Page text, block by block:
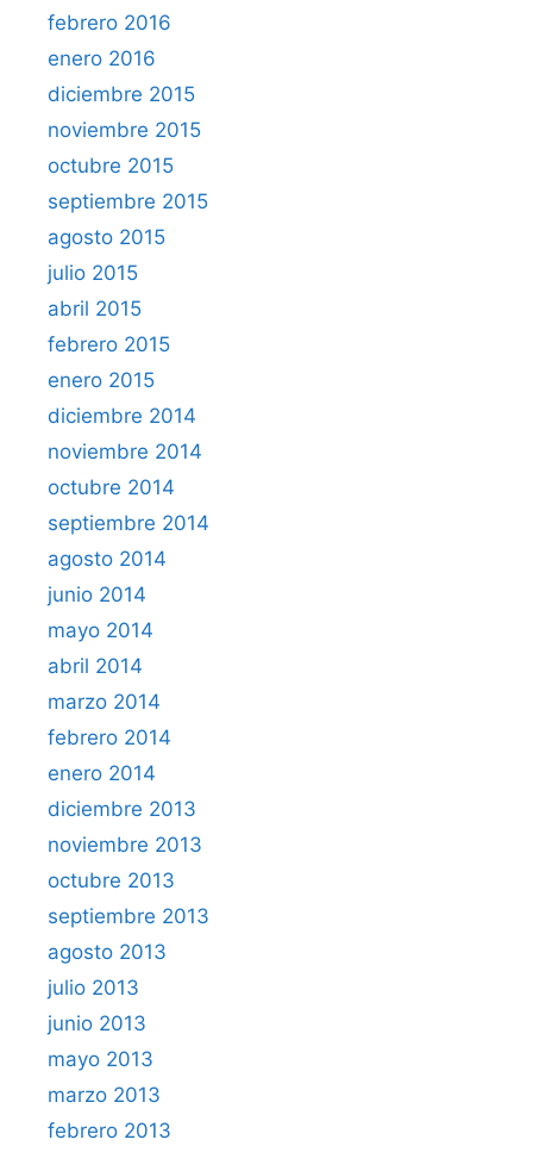
febrero 2016
enero 2016
diciembre 2015
noviembre 2015
octubre 2015
septiembre 2015
agosto 2015
julio 2015
abril 2015
febrero 2015
enero 2015
diciembre 2014
noviembre 2014
octubre 2014
septiembre 2014
agosto 2014
junio 2014
mayo 2014
abril 2014
marzo 2014
febrero 2014
enero 2014
diciembre 2013
noviembre 2013
octubre 2013
septiembre 2013
agosto 2013
julio 2013
junio 2013
mayo 2013
marzo 2013
febrero 2013